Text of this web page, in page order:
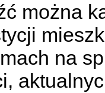
można
na